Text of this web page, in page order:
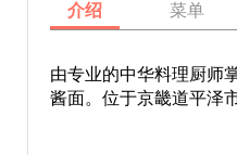
介绍 菜单
由专业的中华料理厨师
酱面。位于京畿道平泽